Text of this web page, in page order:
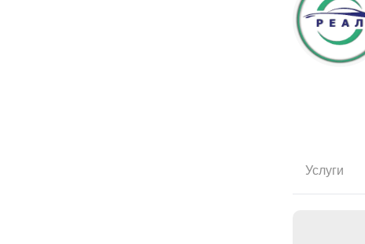
Услуги